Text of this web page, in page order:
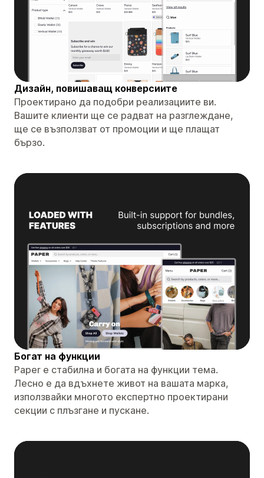
Дизайн, повишаващ конверсиите
Проектирано да подобри реализациите ви.
Вашите клиенти ще се радват на разглеждане,
ще се възползват от промоции и ще плащат
бързо.
Богат на функции
Paper е стабилна и богата на функции тема.
Лесно е да вдъхнете живот на вашата марка,
използвайки многото експертно проектирани
секции с плъзгане и пускане.